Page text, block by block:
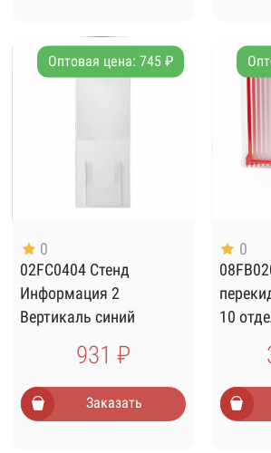
Оптовая цена: 745 ₽
0
02FC0404 Стенд
Информация 2
Вертикаль синий
931 ₽
Заказать
0
10